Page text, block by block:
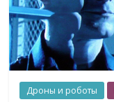
Дроны и роботы